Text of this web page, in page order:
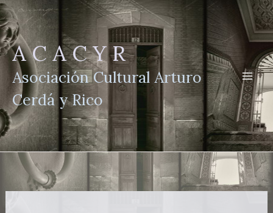
Ir
al
contenido
A C A C Y R
Asociación Cultural Arturo
Cerdá y Rico